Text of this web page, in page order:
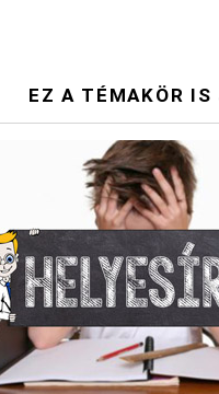
EZ A TÉMAKÖR IS